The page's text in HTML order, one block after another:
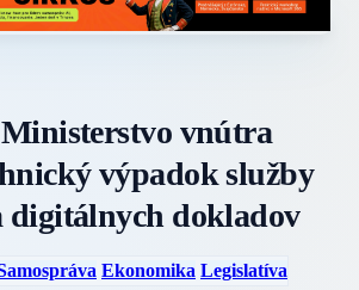
vnútra
výpadok služby
digitálnych dokladov
Ekonomika Legislatíva